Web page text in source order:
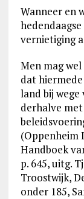
Wanneer en
vernietiging
Men mag
dat
land bij
derhalve
(Oppenheim
Handboek
p. 645, uitg.
Troostwijk,
onder 185,